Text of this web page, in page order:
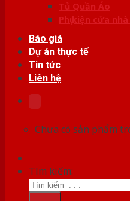
Tủ Quần Áo
Phụ kiện cửa
Báo giá
Dự án thực tế
Tin tức
Liên hệ
Chưa có sản phẩm
Tìm kiếm: